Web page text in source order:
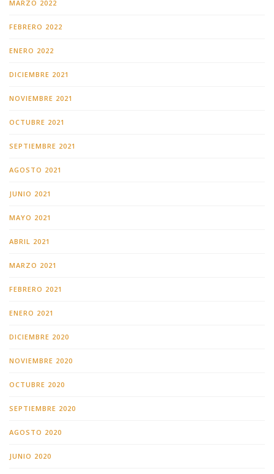
MARZO 2022
FEBRERO 2022
ENERO 2022
DICIEMBRE 2021
NOVIEMBRE 2021
OCTUBRE 2021
SEPTIEMBRE 2021
AGOSTO 2021
JUNIO 2021
MAYO 2021
ABRIL 2021
MARZO 2021
FEBRERO 2021
ENERO 2021
DICIEMBRE 2020
NOVIEMBRE 2020
OCTUBRE 2020
SEPTIEMBRE 2020
AGOSTO 2020
JUNIO 2020